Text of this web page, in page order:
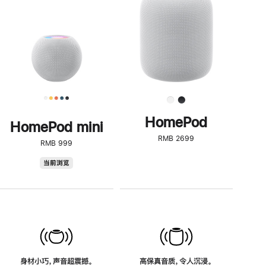
HomePod mini
RMB 999
当前浏览
身材小巧，声音超震撼。
了
解
HomePod<
HomePod
RMB 2699
高保真音质，令人沉浸。